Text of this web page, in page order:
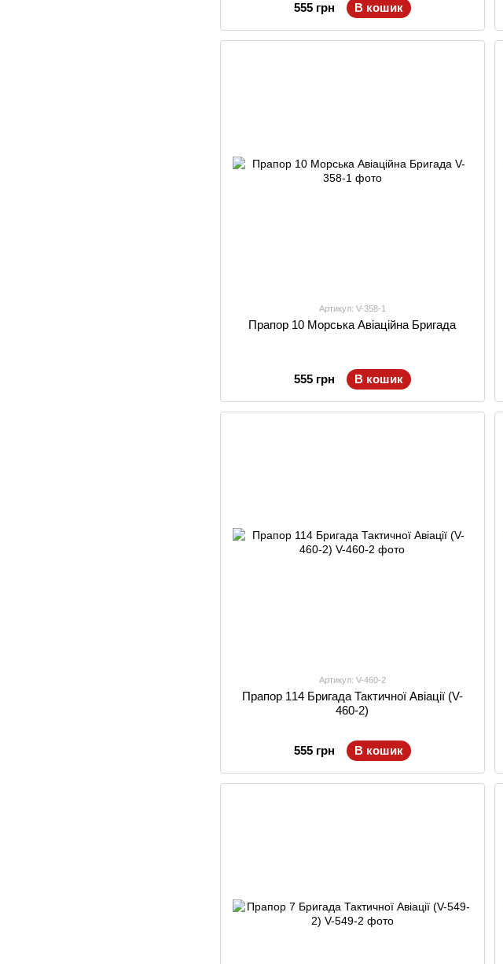
555 грн В кошик
Артикул: V-358-1
Прапор 10 Морська Авіаційна Бригада
555 грн В кошик
Артикул: V-460-2
Прапор 114 Бригада Тактичної Авіації (V-
460-2)
555 грн В кошик